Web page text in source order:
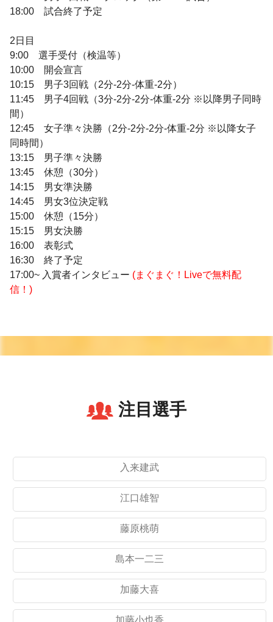
18:00 試合終了予定
2日目
9:00 選手受付（検温等）
10:00 開会宣言
10:15 男子3回戦（2分-2分-体重-2分）
11:45 男子4回戦（3分-2分-2分-体重-2分 ※以降男子同時
間）
12:45 女子準々決勝（2分-2分-2分-体重-2分 ※以降女子
同時間）
13:15 男子準々決勝
13:45 休憩（30分）
14:15 男女準決勝
14:45 男女3位決定戦
15:00 休憩（15分）
15:15 男女決勝
16:00 表彰式
16:30 終了予定
17:00~ 入賞者インタビュー (まぐまぐ！Liveで無料配
信！)
注目選手
入来建武
江口雄智
藤原桃萌
島本一二三
加藤大喜